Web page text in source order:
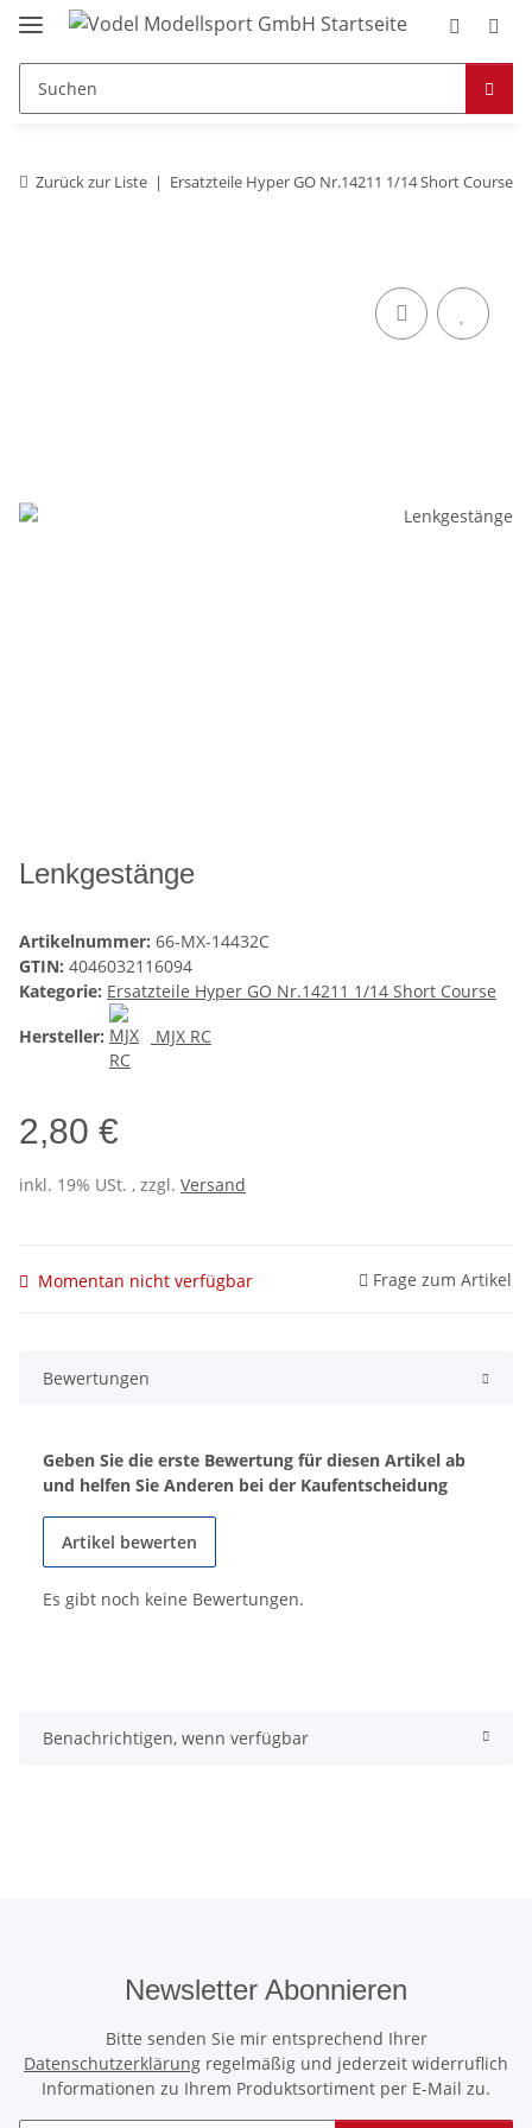
Zurück zur Liste Ersatzteile Hyper GO Nr.14211 1/14 Short Course
Lenkgestänge
Artikelnummer: 66-MX-14432C
GTIN: 4046032116094
Kategorie: Ersatzteile Hyper GO Nr.14211 1/14 Short Course
Hersteller:
MJX RC
2,80 €
inkl. 19% USt. , zzgl. Versand
Momentan nicht verfügbar Frage zum Artikel
Bewertungen
Geben Sie die erste Bewertung für diesen Artikel ab
und helfen Sie Anderen bei der Kaufentscheidung
Artikel bewerten
Es gibt noch keine Bewertungen.
Benachrichtigen, wenn verfügbar
Newsletter Abonnieren
Bitte senden Sie mir entsprechend Ihrer
Datenschutzerklärung regelmäßig und jederzeit widerruflich
Informationen zu Ihrem Produktsortiment per E-Mail zu.